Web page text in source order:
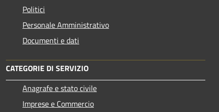
Politici
Personale Amministrativo
Documenti e dati
CATEGORIE DI SERVIZIO
Anagrafe e stato civile
Imprese e Commercio